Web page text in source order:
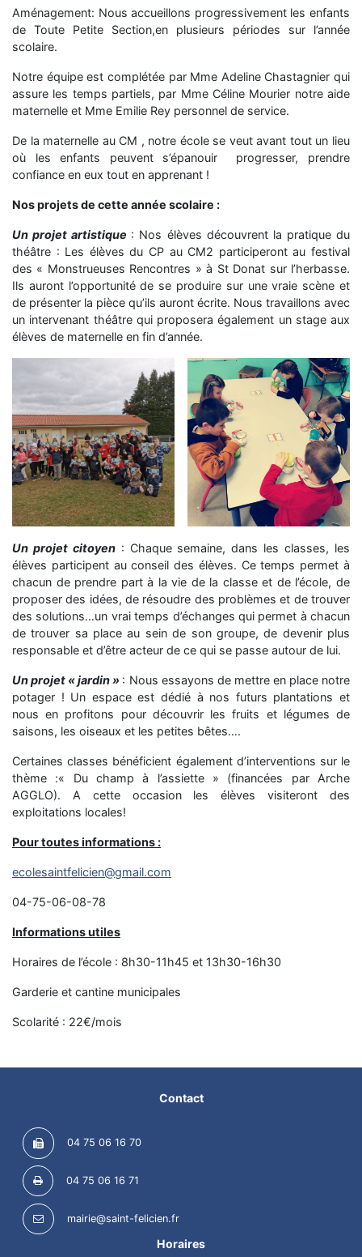
Aménagement: Nous accueillons progressivement les enfants
de Toute Petite Section,en plusieurs périodes sur l’année
scolaire.
Notre équipe est complétée par Mme Adeline Chastagnier qui
assure les temps partiels, par Mme Céline Mourier notre aide
maternelle et Mme Emilie Rey personnel de service.
De la maternelle au CM , notre école se veut avant tout un lieu
où les enfants peuvent s’épanouir progresser, prendre
confiance en eux tout en apprenant !
Nos projets de cette année scolaire :
Un projet artistique : Nos élèves découvrent la pratique du
théâtre : Les élèves du CP au CM2 participeront au festival
des « Monstrueuses Rencontres » à St Donat sur l’herbasse.
Ils auront l’opportunité de se produire sur une vraie scène et
de présenter la pièce qu’ils auront écrite. Nous travaillons avec
un intervenant théâtre qui proposera également un stage aux
élèves de maternelle en fin d’année.
Un projet citoyen: Chaque semaine, dans les classes, les
élèves participent au conseil des élèves. Ce temps permet à
chacun de prendre part à la vie de la classe et de l’école, de
proposer des idées, de résoudre des problèmes et de trouver
des solutions…un vrai temps d’échanges qui permet à chacun
de trouver sa place au sein de son groupe, de devenir plus
responsable et d’être acteur de ce qui se passe autour de lui.
Un projet « jardin » : Nous essayons de mettre en place notre
potager ! Un espace est dédié à nos futurs plantations et
nous en profitons pour découvrir les fruits et légumes de
saisons, les oiseaux et les petites bêtes….
Certaines classes bénéficient également d’interventions sur le
thème :« Du champ à l’assiette » (financées par Arche
AGGLO). A cette occasion les élèves visiteront des
exploitations locales!
Pour toutes informations :
ecolesaintfelicien@gmail.com
04-75-06-08-78
Informations utiles
Horaires de l’école : 8h30-11h45 et 13h30-16h30
Garderie et cantine municipales
Scolarité : 22€/mois
Contact
04 75 06 16 70
04 75 06 16 71
mairie@saint-felicien.fr
Horaires